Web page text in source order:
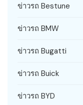
ข่าวรถ Bestune
ข่าวรถ BMW
ข่าวรถ Bugatti
ข่าวรถ Buick
ข่าวรถ BYD